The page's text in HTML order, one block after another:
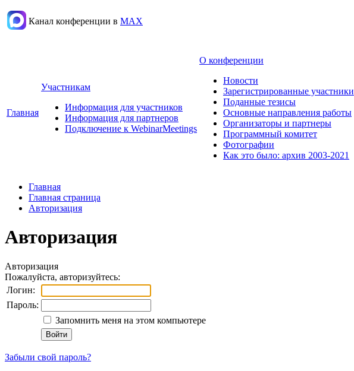
Канал конференции в МАХ
Главная
Участникам
Информация для участников
Информация для партнеров
Подключение к WebinarMeetings
О конференции
Новости
Зарегистрированные участники
Поданные тезисы
Основные направления работы
Организаторы и партнеры
Программный комитет
Фотографии
Как это было: архив 2003-2021
Главная
Главная страница
Авторизация
Авторизация
Авторизация
Пожалуйста, авторизуйтесь:
Логин:
Пароль:
Запомнить меня на этом компьютере
Забыли свой пароль?